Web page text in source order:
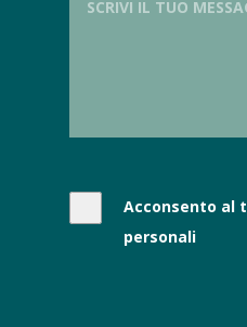
Acconsento al
personali